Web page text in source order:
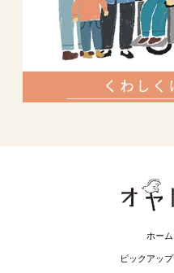
ホーム
ピックアップ